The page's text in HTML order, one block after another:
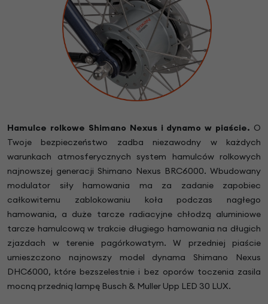
Hamulce rolkowe Shimano Nexus i dynamo w piaście. O
Twoje bezpieczeństwo zadba niezawodny w każdych
warunkach atmosferycznych system hamulców rolkowych
najnowszej generacji Shimano Nexus BRC6000. Wbudowany
modulator siły hamowania ma za zadanie zapobiec
całkowitemu zablokowaniu koła podczas nagłego
hamowania, a duże tarcze radiacyjne chłodzą aluminiowe
tarcze hamulcową w trakcie długiego hamowania na długich
zjazdach w terenie pagórkowatym. W przedniej piaście
umieszczono najnowszy model dynama Shimano Nexus
DHC6000, które bezszelestnie i bez oporów toczenia zasila
mocną przednią lampę Busch & Muller Upp LED 30 LUX.